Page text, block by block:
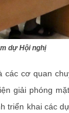
dự Hội nghị
cơ quan
giải phóng
triển khai các